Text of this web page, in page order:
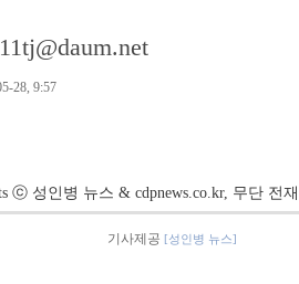
28, 9:57
ⓒ 성인병 뉴스 & cdpnews.co.kr, 무단 전
기사제공 [성인병 뉴스]